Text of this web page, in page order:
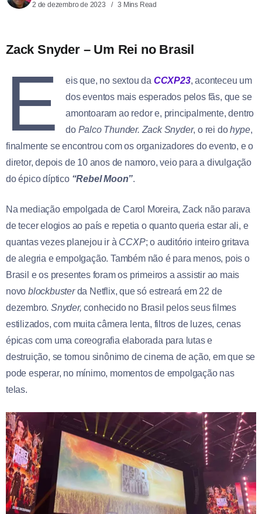
2 de dezembro de 2023 3 Mins Read
Zack Snyder – Um Rei no Brasil
E eis que, no sextou da CCXP23, aconteceu um
dos eventos mais esperados pelos fãs, que se
amontoaram ao redor e, principalmente, dentro
do Palco Thunder. Zack Snyder, o rei dohype,
finalmente se encontrou com os organizadores do evento, e o
diretor, depois de 10 anos de namoro, veio para a divulgação
do épico díptico “Rebel Moon”.
Na mediação empolgada de Carol Moreira, Zack não parava
de tecer elogios ao país e repetia o quanto queria estar ali, e
quantas vezes planejou ir à CCXP; o auditório inteiro gritava
de alegria e empolgação. Também não é para menos, pois o
Brasil e os presentes foram os primeiros a assistir ao mais
novo blockbusterda Netflix, que só estreará em 22 de
dezembro.Snyder, conhecido no Brasil pelos seus filmes
estilizados, com muita câmera lenta, filtros de luzes, cenas
épicas com uma coreografia elaborada para lutas e
destruição, se tornou sinônimo de cinema de ação, em que se
pode esperar, no mínimo, momentos de empolgação nas
telas.